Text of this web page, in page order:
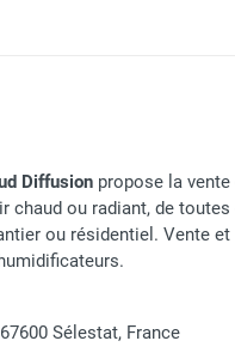
fioul et
soufflant
pour
destruction
Diffusion propose la
chaud ou radiant, de
ou résidentiel. Vente
Sélestat, France